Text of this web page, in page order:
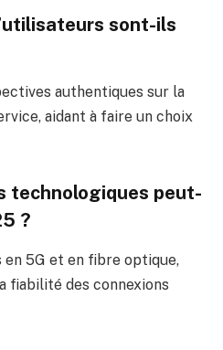
sont-ils
authentiques sur la
aidant à faire un choix
technologiques peut-
?
en 5G et en fibre optique,
fiabilité des connexions